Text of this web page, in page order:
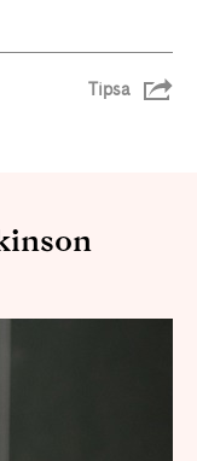
Tipsa